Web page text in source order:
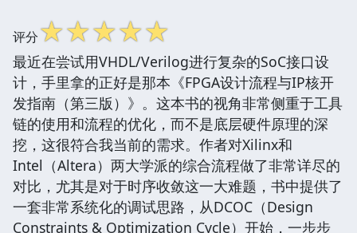
评分☆☆☆☆☆
最近在尝试用VHDL/Verilog进行复杂的SoC接口设
计，手里拿的正好是那本《FPGA设计流程与IP核开
发指南（第三版）》。这本书的视角非常侧重于工具
链的使用和流程的优化，而不是底层硬件原理的深
挖，这很符合我当前的需求。作者对Xilinx和
Intel（Altera）两大学派的综合流程做了非常详尽的
对比，尤其是对于时序收敛这一大难题，书中提供了
一套非常系统化的调试思路，从DCOC（Design
Constraints & Optimization Cycle）开始，一步步